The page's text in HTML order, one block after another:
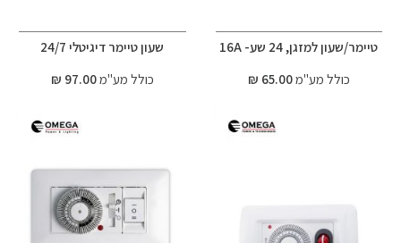
טיימר/שעון למזגן, 24 שע- 16A
כולל מע"מ65.00 ₪
שעון טיימר דיגיטלי 24/7
כולל מע"מ97.00 ₪